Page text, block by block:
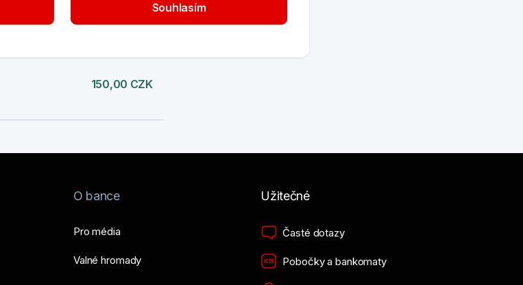
-99,00 CZK
150,00 CZK
O bance
Pro média
Valné hromady
Užitečné
Časté dotazy
Pobočky a bankomaty
Souhlasím